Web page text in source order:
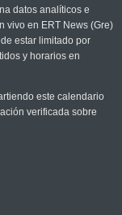
datos analíticos e
vivo en ERT News (Gre)
estar limitado por
y horarios en
este calendario
verificada sobre